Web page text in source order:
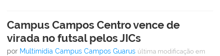
Campus Campos Centro vence de
virada no futsal pelos JICs
por Multimídia Campus Campos Guarus última modificação em